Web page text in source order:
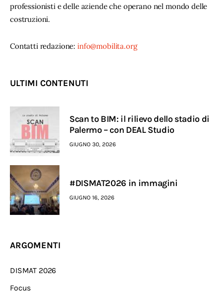
professionisti e delle aziende che operano nel mondo delle
costruzioni.
Contatti redazione: info@mobilita.org
ULTIMI CONTENUTI
Scan to BIM: il rilievo dello stadio di
Palermo – con DEAL Studio
GIUGNO 30, 2026
#DISMAT2026 in immagini
GIUGNO 16, 2026
ARGOMENTI
DISMAT 2026
Focus